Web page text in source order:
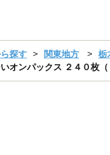
探す 関東地方 栃
オンパックス ２４０枚